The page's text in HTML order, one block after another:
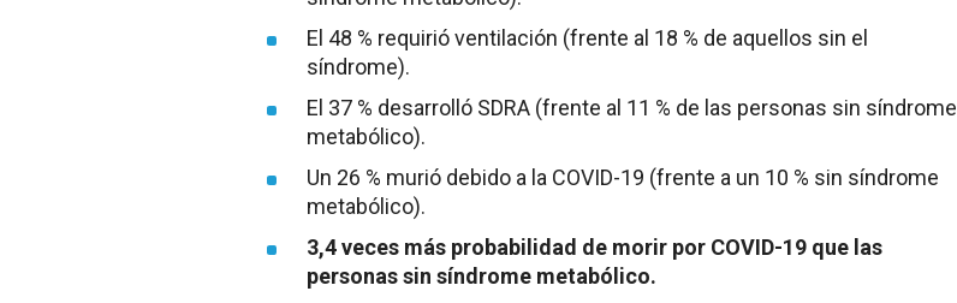
El 48 % requirió ventilación (frente al 18 % de aquellos sin el
síndrome).
El 37 % desarrolló SDRA (frente al 11 % de las personas sin síndrome
metabólico).
Un 26 % murió debido a la COVID-19 (frente a un 10 % sin síndrome
metabólico).
3,4 veces más probabilidad de morir por COVID-19 que las
personas sin síndrome metabólico.